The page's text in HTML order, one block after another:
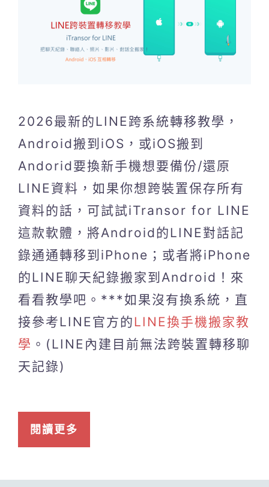
2026最新的LINE跨系統轉移教學，
Android搬到iOS，或iOS搬到
Andorid要換新手機想要備份/還原
LINE資料，如果你想跨裝置保存所有
資料的話，可試試iTransor for LINE
這款軟體，將Android的LINE對話記
錄通通轉移到iPhone；或者將iPhone
的LINE聊天紀錄搬家到Android！來
看看教學吧。***如果沒有換系統，直
接參考LINE官方的LINE換手機搬家教
學 。(LINE內建目前無法跨裝置轉移聊
天記錄)
閱讀更多